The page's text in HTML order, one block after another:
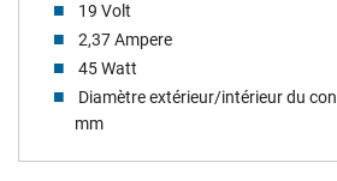
19 Volt
2,37 Ampere
45 Watt
Diamètre extérieur/intérieur du
mm